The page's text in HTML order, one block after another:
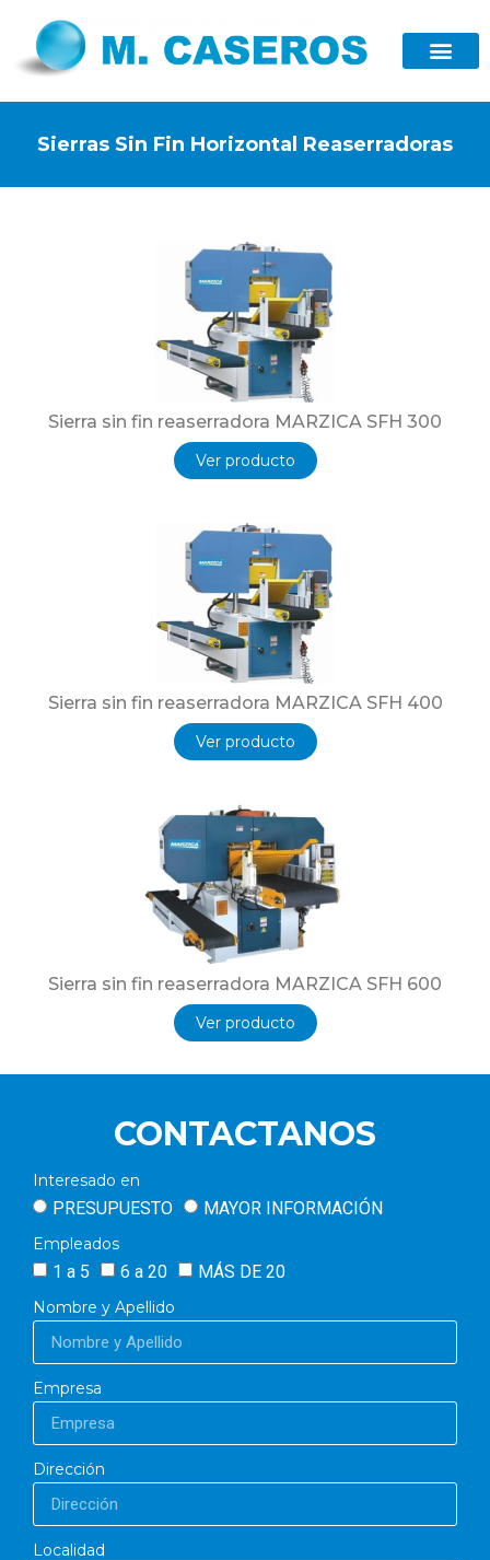
Sierras Sin Fin Horizontal Reaserradoras
Sierra sin fin reaserradora MARZICA SFH 300
Ver producto
Sierra sin fin reaserradora MARZICA SFH 400
Ver producto
Sierra sin fin reaserradora MARZICA SFH 600
Ver producto
CONTACTANOS
Interesado en
PRESUPUESTO MAYOR INFORMACIÓN
Empleados
1 a 5 6 a 20 MÁS DE 20
Nombre y Apellido
Empresa
Dirección
Localidad